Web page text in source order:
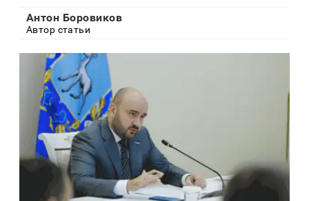
Антон Боровиков
Автор статьи